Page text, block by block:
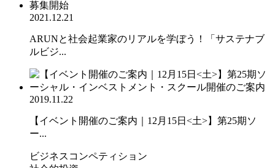
2021.12.21
ARUNと社会起業家のリアルを学ぼう！「サステナブ
ルビジ...
2019.11.22
【イベント開催のご案内｜12月15日<土>】第25期ソ
ー...
ビジネスコンペティション